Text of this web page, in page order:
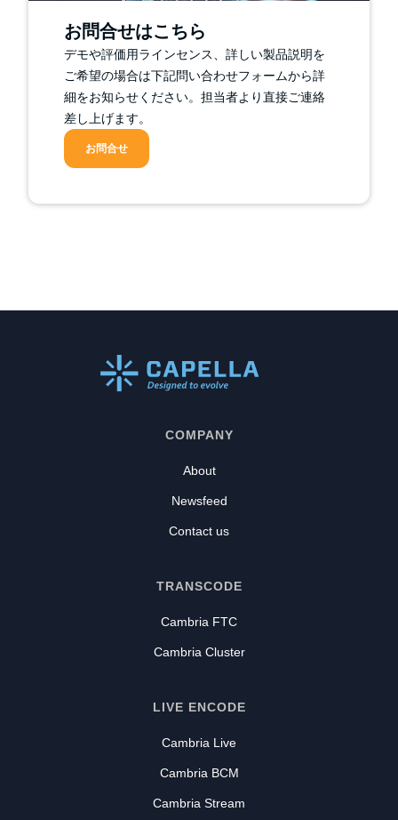
お問合せはこちら
デモや評価用ラインセンス、詳しい製品説明を
ご希望の場合は下記問い合わせフォームから詳
細をお知らせください。担当者より直接ご連絡
差し上げます。
お問合せ
COMPANY
About
Newsfeed
Contact us
TRANSCODE
Cambria FTC
Cambria Cluster
LIVE ENCODE
Cambria Live
Cambria BCM
Cambria Stream